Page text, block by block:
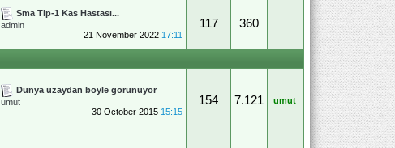
Sma Tip-1 Kas Hastası...
admin
21 November 2022 17:11
117 360
Dünya uzaydan böyle görünüyor
umut
30 October 2015 15:15
154 7.121 umut